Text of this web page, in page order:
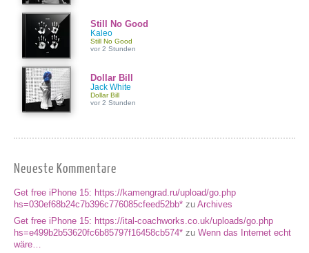
Still No Good
Kaleo
Still No Good
vor 2 Stunden
Dollar Bill
Jack White
Dollar Bill
vor 2 Stunden
Neueste Kommentare
Get free iPhone 15: https://kamengrad.ru/upload/go.php
hs=030ef68b24c7b396c776085cfeed52bb* zu Archives
Get free iPhone 15: https://ital-coachworks.co.uk/uploads/go.php
hs=e499b2b53620fc6b85797f16458cb574* zu Wenn das Internet echt
wäre…